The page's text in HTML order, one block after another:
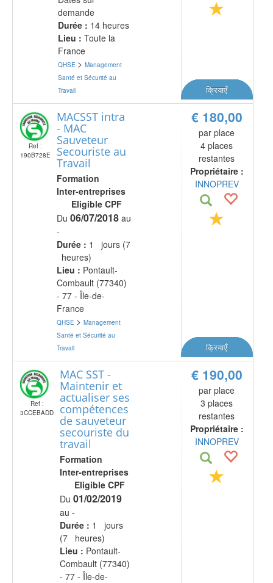
demande
Durée : 14 heures
Lieu : Toute la
France
QHSE > Management
Santé et Sécurité au
Travail
क्रियाएँ
Ref :
190B728E
MACSST intra
- MAC
Sauveteur
Secouriste au
Travail
Formation
Inter-entreprises
Eligible CPF
Du 06/07/2018 au
-
Durée : 1 jours (7
heures)
Lieu : Pontault-
Combault (77340)
- 77 - Île-de-
France
QHSE > Management
Santé et Sécurité au
Travail
€ 180,00
par place
4 places
restantes
Propriétaire :
INNOPREV
क्रियाएँ
Ref :
3CCEBADD
MAC SST -
Maintenir et
actualiser ses
compétences
de sauveteur
secouriste du
travail
Formation
Inter-entreprises
Eligible CPF
Du 01/02/2019
au -
Durée : 1 jours
(7 heures)
Lieu : Pontault-
Combault (77340)
- 77 - Île-de-
€ 190,00
par place
3 places
restantes
Propriétaire :
INNOPREV